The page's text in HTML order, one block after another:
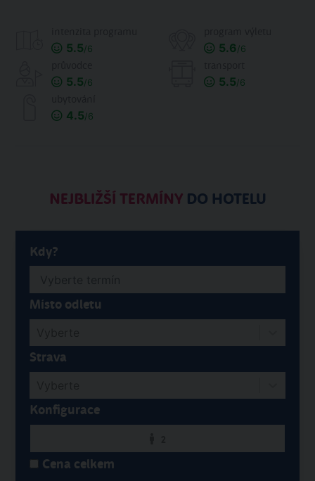
5.5/6 5.6/6
5.5/6 5.5/6
4.5/6
NEJBLIŽŠÍ TERMÍNYDO HOTELU
Kdy?
Místo odletu
Strava
Konfigurace
Cena celkem